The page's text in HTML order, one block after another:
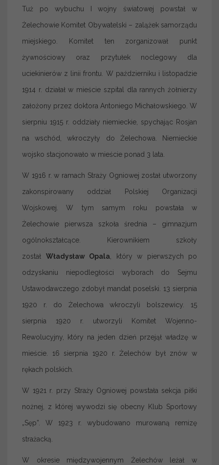
Tuż po wybuchu I wojny światowej powstał w
Żelechowie Komitet Obywatelski – zalążek samorządu
miejskiego. Komitet ten zorganizował punkt
żywnościowy oraz przytułek noclegowy dla
uciekinierów z linii frontu. W październiku i listopadzie
1914 r. działał w mieście szpital dla rannych żołnierzy
założony przez doktora Antoniego Michałowskiego. W
sierpniu 1915 r. oddziały niemieckie, spychając Rosjan
na wschód, wkroczyły do Żelechowa. Niemieckie
wojsko stacjonowało w mieście ponad 3 lata.
W 1916 r. w ramach Straży Ogniowej został utworzony
zakonspirowany oddział Polskiej Organizacji
Wojskowej. W tym samym roku powstała w
Żelechowie pierwsza szkoła średnia – gimnazjum
ogólnokształcące. Kierownikiem szkoły
został Władysław Opala , który w pierwszych po
odzyskaniu niepodległości wyborach do Sejmu
Ustawodawczego zdobył mandat poselski. 13 sierpnia
1920 r. do Żelechowa wkroczyli bolszewicy. 15
sierpnia 1920 r. utworzyli Komitet Wojenno-
Rewolucyjny, który na jeden dzień przejął władzę w
mieście. 16 sierpnia 1920 r. Żelechów był znów w
rękach polskich.
W 1921 r. przy Straży Ogniowej powstała sekcja piłki
nożnej, z której wywodzi się obecny Klub Sportowy
„Sęp”. W 1923 r. wybudowano murowaną remizę
strażacką.
W okresie międzywojennym Żelechów leżał w